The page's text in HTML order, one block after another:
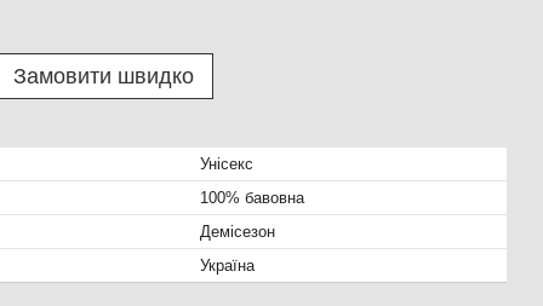
Замовити швидко
Унісекс
100% бавовна
Демісезон
Україна